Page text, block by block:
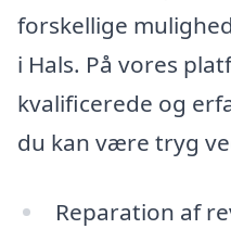
forskellige
i Hals. På vores
kvalificerede og
du kan være tryg
Reparation af